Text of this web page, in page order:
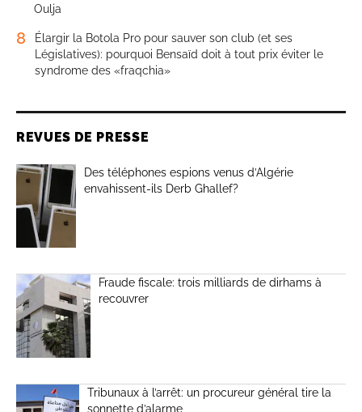
Oulja
8
Élargir la Botola Pro pour sauver son club (et ses
Législatives): pourquoi Bensaïd doit à tout prix éviter le
syndrome des «fraqchia»
REVUES DE PRESSE
Des téléphones espions venus d’Algérie
envahissent-ils Derb Ghallef?
Fraude fiscale: trois milliards de dirhams à
recouvrer
Tribunaux à l’arrêt: un procureur général tire la
sonnette d’alarme